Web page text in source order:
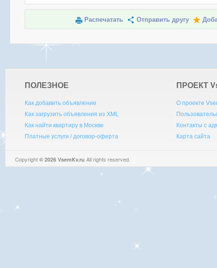
Распечатать Отправить другу
ПОЛЕЗНОЕ
Как добавить объявление
Как загрузить объявления из XML
Как найти квартиру в Москве
Платные услуги / договор-оферта
ПРОЕКТ V
О проекте
Контакты с
Карта сайта
Copyright © 2026 VsemKv.ru All rights reserved.